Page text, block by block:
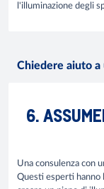
l'illuminazione degli
Chiedere aiuto
6.
Una consulenza con
Questi esperti hanno